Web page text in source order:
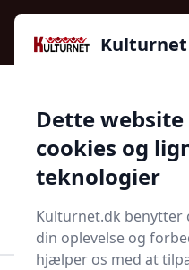
Kulturnet - Alt Det Gode I
2016
97 kategorier 👍Kun
Start søgning
Kulturnet
Dette
cookies og
teknologier
Kulturnet.dk benytter
din oplevelse og
hjælper os med at